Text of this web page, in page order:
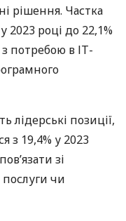
рішення. Частка
2023 році до 22,1%
потребою в ІТ-
лідерські позиції,
з 19,4% у 2023
зі
чи